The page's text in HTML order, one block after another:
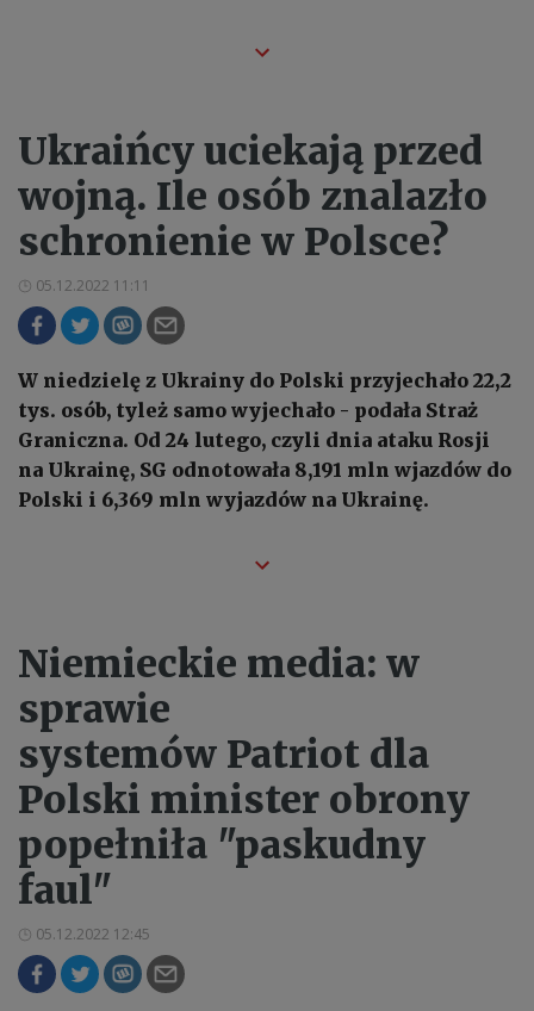
Ukraińcy uciekają przed
wojną. Ile osób znalazło
schronienie w Polsce?
05.12.2022 11:11
W niedzielę z Ukrainy do Polski przyjechało 22,2
tys. osób, tyleż samo wyjechało - podała Straż
Graniczna. Od 24 lutego, czyli dnia ataku Rosji
na Ukrainę, SG odnotowała 8,191 mln wjazdów do
Polski i 6,369 mln wyjazdów na Ukrainę.
Niemieckie media: w
sprawie
systemów Patriot dla
Polski minister obrony
popełniła "paskudny
faul"
05.12.2022 12:45